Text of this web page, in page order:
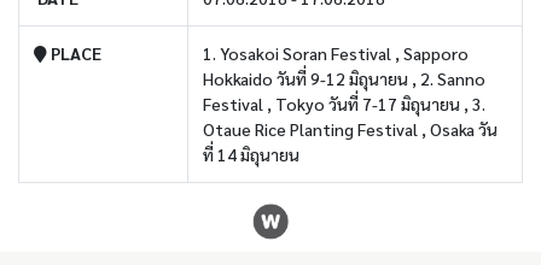
PLACE
1. Yosakoi Soran Festival , Sapporo
Hokkaido วันที่ 9-12 มิถุนายน , 2. Sanno
Festival , Tokyo วันที่ 7-17 มิถุนายน , 3.
Otaue Rice Planting Festival , Osaka วัน
ที่ 14 มิถุนายน